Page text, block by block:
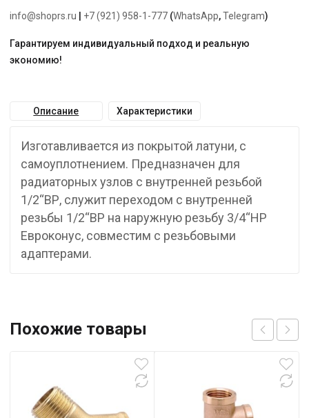
info@shoprs.ru +7 (921) 958-1-777 (WhatsApp,Telegram)
Гарантируем индивидуальный подход и реальную
экономию!
Описание Характеристики
Изготавливается из покрытой латуни, с
самоуплотнением. Предназначен для
радиаторных узлов с внутренней резьбой
1/2“ВР, служит переходом с внутренней
резьбы 1/2“ВР на наружную резьбу 3/4“НР
Евроконус, совместим с резьбовыми
адаптерами.
Похожие товары